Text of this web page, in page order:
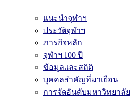
แนะนำจุฬาฯ
ประวัติจุฬาฯ
ภารกิจหลัก
จุฬาฯ 100 ปี
ข้อมูลและสถิติ
บุคคลสำคัญที่มาเยือน
การจัดอันดับมหาวิทยาลัย